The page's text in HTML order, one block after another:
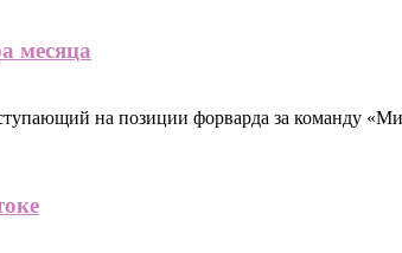
месяца
на позиции форварда за команду